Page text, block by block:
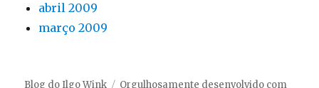
abril 2009
março 2009
Blog do Ilgo Wink Orgulhosamente desenvolvido com